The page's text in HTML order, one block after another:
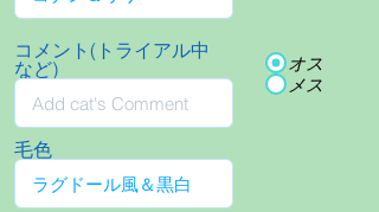
コメント(トライアル中
など)
オス
メス
毛色